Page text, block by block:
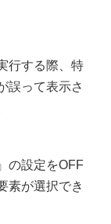
行する際、特
誤って表示さ
の設定をOFF
素が選択でき